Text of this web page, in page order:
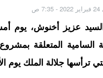
عزيز أخنوش، يوم أمس
السامية المتعلقة
الملك يوم الأربعاء 16 فبراير